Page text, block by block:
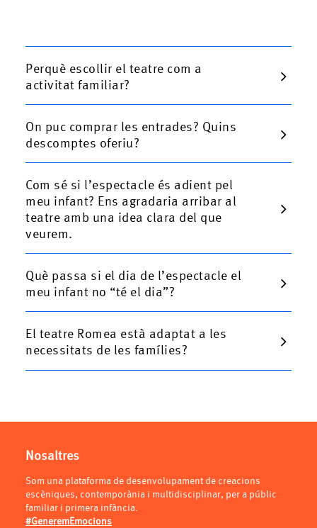
Perquè escollir el teatre com a
activitat familiar?
On puc comprar les entrades? Quins
descomptes oferiu?
Com sé si l’espectacle és adient pel
meu infant? Ens agradaria arribar al
teatre amb una idea clara del que
veurem.
Què passa si el dia de l’espectacle el
meu infant no “té el dia”?
El teatre Romea està adaptat a les
necessitats de les famílies?
Nosaltres
Som una plataforma de desenvolupament de creacions
escèniques, contemporània i multidisciplinar, per a públic
familiar i primera infància.
#GeneremEmocions